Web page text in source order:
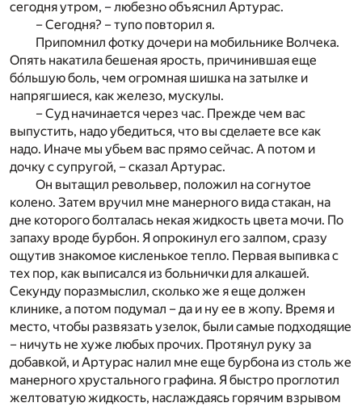
сегодня утром, – любезно объяснил Артурас.
– Сегодня? – тупо повторил я.
Припомнил фотку дочери на мобильнике Волчека.
Опять накатила бешеная ярость, причинившая еще
бо́льшую боль, чем огромная шишка на затылке и
напрягшиеся, как железо, мускулы.
– Суд начинается через час. Прежде чем вас
выпустить, надо убедиться, что вы сделаете все как
надо. Иначе мы убьем вас прямо сейчас. А потом и
дочку с супругой, – сказал Артурас.
Он вытащил револьвер, положил на согнутое
колено. Затем вручил мне манерного вида стакан, на
дне которого болталась некая жидкость цвета мочи. По
запаху вроде бурбон. Я опрокинул его залпом, сразу
ощутив знакомое кисленькое тепло. Первая выпивка с
тех пор, как выписался из больнички для алкашей.
Секунду поразмыслил, сколько же я еще должен
клинике, а потом подумал – да и ну ее в жопу. Время и
место, чтобы развязать узелок, были самые подходящие
– ничуть не хуже любых прочих. Протянул руку за
добавкой, и Артурас налил мне еще бурбона из столь же
манерного хрустального графина. Я быстро проглотил
желтоватую жидкость, наслаждаясь горячим взрывом